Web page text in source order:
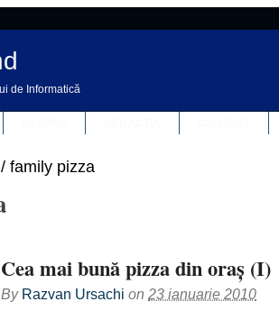
de Informatică
/ family pizza
Cea mai bună pizza din oraș (I)
By Razvan Ursachi on 23 ianuarie 2010